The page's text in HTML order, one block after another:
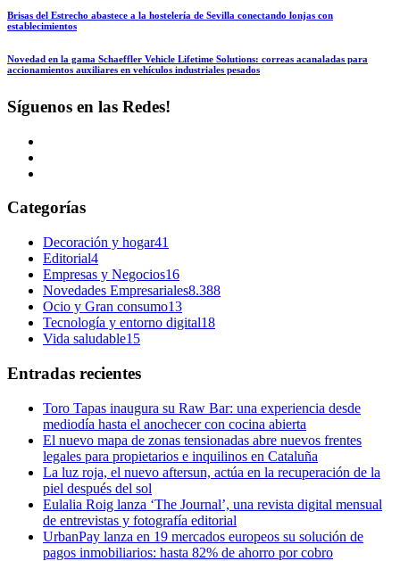
Brisas del Estrecho abastece a la hostelería de Sevilla conectando lonjas con
establecimientos
Novedad en la gama Schaeffler Vehicle Lifetime Solutions: correas acanaladas para
accionamientos auxiliares en vehículos industriales pesados
Síguenos en las Redes!
Categorías
Decoración y hogar41
Editorial4
Empresas y Negocios16
Novedades Empresariales8.388
Ocio y Gran consumo13
Tecnología y entorno digital18
Vida saludable15
Entradas recientes
Toro Tapas inaugura su Raw Bar: una experiencia desde
mediodía hasta el anochecer con cocina abierta
El nuevo mapa de zonas tensionadas abre nuevos frentes
legales para propietarios e inquilinos en Cataluña
La luz roja, el nuevo aftersun, actúa en la recuperación de la
piel después del sol
Eulalia Roig lanza ‘The Journal’, una revista digital mensual
de entrevistas y fotografía editorial
UrbanPay lanza en 19 mercados europeos su solución de
pagos inmobiliarios: hasta 82% de ahorro por cobro